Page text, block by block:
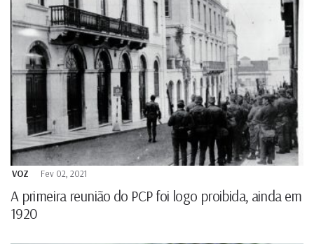
VOZ Fev 02, 2021
A primeira reunião do PCP foi logo proibida, ainda em
1920